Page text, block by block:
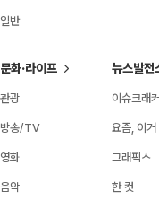
일반
문화·라이프
관광
방송/TV
영화
음악
뉴스발전
이슈크래커
요즘, 이거
그래픽스
한 컷